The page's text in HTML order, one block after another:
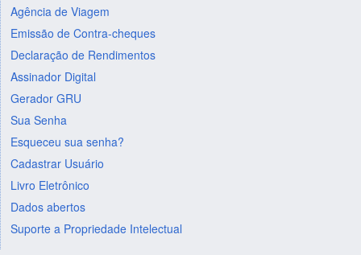
Agência de Viagem
Emissão de Contra-cheques
Declaração de Rendimentos
Assinador Digital
Gerador GRU
Sua Senha
Esqueceu sua senha?
Cadastrar Usuário
Livro Eletrônico
Dados abertos
Suporte a Propriedade Intelectual